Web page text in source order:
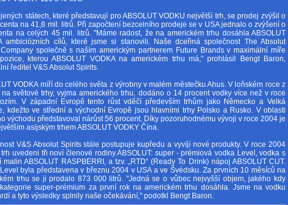
státech, které představují pro ABSOLUT VODKU největší trh, se prodej zvýšil o
na 41,8 mil. litrů. Při započtení bezcelního prodeje se v USA jednalo o zvýšení o
na celých 45 mil. litrů. "Máme radost, že na americkém trhu dosáhla ABSOLUT
ambiciózních cílů, které jsme si stanovili. Naše dceřiná společnost The Absolut
společně s naším americkým partnerem Future Brands v maximální míře
kterou ABSOLUT VODKA na americkém trhu má," prohlásil Bengt Baron,
ředitel V&S Absolut Spirits.
VODKA míří do celého světa z výrobny v malém městečku Ahus. V loňském roce z
světové trhy, vyjma amerického trhu, dodáno o 14 procent vodky více než v roce
V západní Evropě tento růst vděčí především trhům jako Německo a Velká
kdežto ve střední a východní Evropě jsou hlavními trhy Polsko a Rusko. V oblasti
východu představoval nárůst 56 procent. Díky pozoruhodnému vývoji v roce 2004 je
asijským trhem ABSOLUT VODKY Čína.
V&S Absolut Spirits stále postupuje kupředu a vyvíjí nové produkty. V roce 2004
uvedeni tři noví členové rodiny ABSOLUT: super - prémiová vodka Level, vodka s
malin ABSOLUT RASPBERRI, a tzv. „RTD“ (Ready To Drink) nápoj ABSOLUT CUT.
byla představena v březnu 2004 v USA a ve Švédsku. Za prvních 10 měsíců na
trhu se ji prodalo 873 000 litrů. "Jedná se o vůbec nejvyšší objem, jakého kdy
super-prémium za první rok na americkém trhu dosáhla. Jsme na vodku
a tyto výsledky splnily naše očekávání," podotkl Bengt Baron.